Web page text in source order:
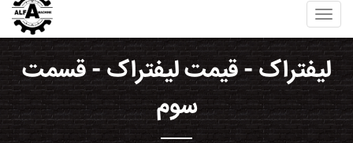
لیفتراک - قیمت لیفتراک - قسمت
سوم